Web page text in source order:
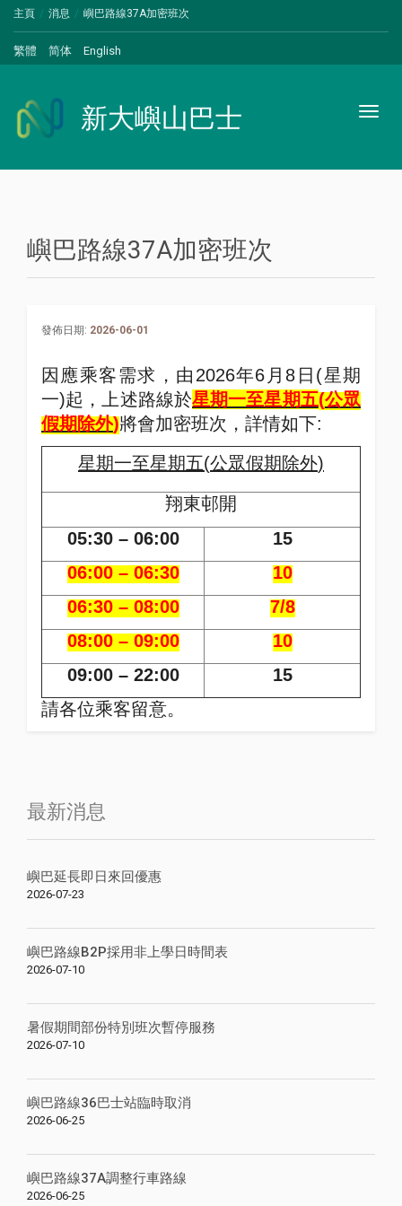
主頁 消息 嶼巴路線37A加密班次
繁體 简体 English
新大嶼山巴士
嶼巴路線37A加密班次
發佈日期: 2026-06-01
因應乘客需求，由 2026年6 月 8 日 (星期
一)起，上述路線於星期一至星期五(公眾
假期除外)將會加密班次，詳情如下:
星期一至星期五(公眾假期除外)
翔東邨開
05:30 – 06:00
15
06:00 – 06:30
10
06:30 – 08:00
7/8
08:00 – 09:00
10
09:00 – 22:00
15
請各位乘客留意。
最新消息
嶼巴延長即日來回優惠
2026-07-23
嶼巴路線B2P採用非上學日時間表
2026-07-10
暑假期間部份特別班次暫停服務
2026-07-10
嶼巴路線36巴士站臨時取消
2026-06-25
嶼巴路線37A調整行車路線
2026-06-25